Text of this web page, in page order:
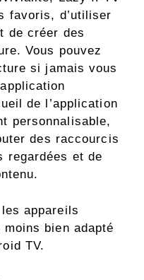
favoris, d’utiliser
de créer des
Vous pouvez
si jamais vous
de l’application
personnalisable,
des raccourcis
regardées et de
appareils
bien adapté
TV.